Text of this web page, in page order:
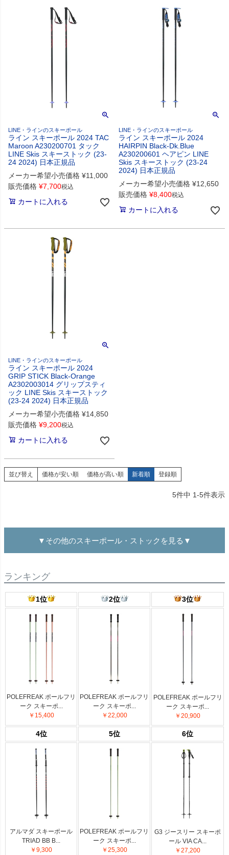
LINE・ラインのスキーポール
ライン スキーポール 2024 TAC
Maroon A230200701 タック
LINE Skis スキーストック (23-
24 2024) 日本正規品
メーカー希望小売価格 ¥11,000
販売価格 ¥7,700税込
カートに入れる
LINE・ラインのスキーポール
ライン スキーポール 2024
HAIRPIN Black-Dk.Blue
A230200601 ヘアピン LINE
Skis スキーストック (23-24
2024) 日本正規品
メーカー希望小売価格 ¥12,650
販売価格 ¥8,400税込
カートに入れる
LINE・ラインのスキーポール
ライン スキーポール 2024
GRIP STICK Black-Orange
A2302003014 グリップスティ
ック LINE Skis スキーストック
(23-24 2024) 日本正規品
メーカー希望小売価格 ¥14,850
販売価格 ¥9,200税込
カートに入れる
並び替え 価格が安い順 価格が高い順 新着順 登録順
5件中 1-5件表示
▼その他のスキーポール・ストックを見る▼
ランキング
1位 2位 3位
POLEFREAK ポールフリ
ーク スキーポ...
￥15,400
POLEFREAK ポールフリ
ーク スキーポ...
￥22,000
POLEFREAK ポールフリ
ーク スキーポ...
￥20,900
4位 5位 6位
アルマダ スキーポール
TRIAD BB B...
￥9,300
POLEFREAK ポールフリ
ーク スキーポ...
￥25,300
G3 ジースリー スキーポ
ール VIA CA...
￥27,200